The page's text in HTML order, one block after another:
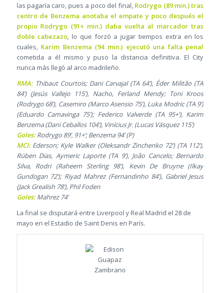
las pagaría caro, pues a poco del final, Rodrygo (89 min.) tras
centro de Benzema anotaba el empate y poco después el
propio Rodrygo (91+ min.) daba vuelta al marcador tras
doble cabezazo , lo que forzó a jugar tiempos extra en los
cuales, Karim Benzema (94 min.) ejecutó una falta penal
cometida a él mismo y puso la distancia definitiva. El City
nunca más llegó al arco madrileño.
RMA:Thibaut Courtois; Dani Carvajal (TA 64’), Éder Militão (TA
84’) (Jesús Vallejo 115’), Nacho, Ferland Mendy; Toni Kroos
(Rodrygo 68’), Casemiro (Marco Asensio 75’), Luka Modric (TA 9’)
(Eduardo Camavinga 75’); Federico Valverde (TA 95+’), Karim
Benzema (Dani Ceballos 104’), Vinícius Jr. (Lucas Vásquez 115’)
Goles:Rodrygo 89’, 91+’; Benzema 94’ (P)
MCI:Ederson; Kyle Walker (Oleksandr Zinchenko 72’) (TA 112’),
Rúben Dias, Aymeric Laporte (TA 9’), João Cancelo; Bernardo
Silva, Rodri (Raheem Sterling 98’), Kevin De Bruyne (Ilkay
Gundogan 72’); Riyad Mahrez (Fernandinho 84’), Gabriel Jesus
(Jack Grealish 78’), Phil Foden
Goles:Mahrez 74’
La final se disputará entre Liverpool y Real Madrid el 28 de
mayo en el Estadio de Saint Denis en París.